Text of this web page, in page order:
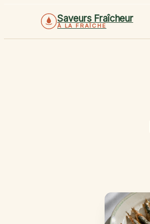
Saveurs Fraîcheur
À LA FRAÎCHE